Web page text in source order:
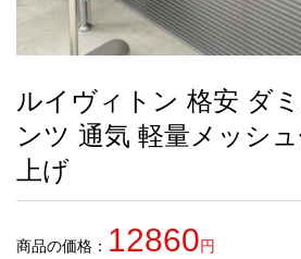
製
お
す
め
商
ルイヴィトン 格安 ダ
ンツ 通気 軽量メッシ
上げ
商品の価格： 12860円